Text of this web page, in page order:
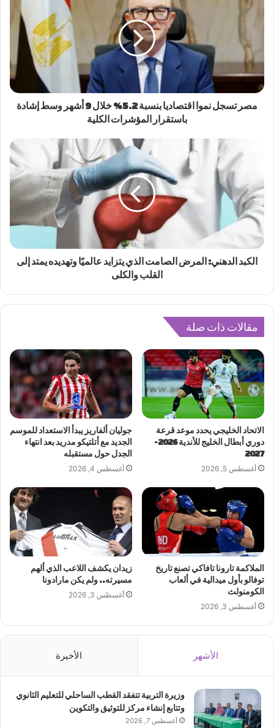
مصر تسجل نموا اقتصاديا بنسبة 5.2% خلال 9 أشهر وسط إشادة
باستقرار المؤشرات الكلية
الكبد الدهني: المرض الصامت الذي يتزايد عالميًا وتهديده يمتد إلى
القلب والكلى
مقالات ذات صلة
الاتحاد الخليجي يحدد موعد قرعة
دوري أبطال الخليج للأندية 2026-
2027
أغسطس 5, 2026
جوليان ألفاريز يبدأ الاستعداد للموسم
الجديد مع أتلتيكو مدريد بعد انتهاء
الجدل حول مستقبله
أغسطس 4, 2026
الملاكمة تارونا تافاكي تصنع تاريخ
توفالو بأول ميدالية في ألعاب
الكومنولث
أغسطس 3, 2026
زيدان يكشف اللاعب الذي ألهم
مسيرته.. ولم يكن مارادونا
أغسطس 3, 2026
الأشهر الأخيرة
وزيرة التربية تتفقد القطب الساحلي للتعليم الثانوي
وتتابع إنشاء مركز للتوثيق والتكوين
أغسطس 7, 2026